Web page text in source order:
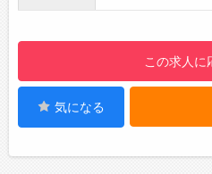
安心して就業可能
・電力業界のコア
知識を身に着けら
る環境です。
この求人に
気になる